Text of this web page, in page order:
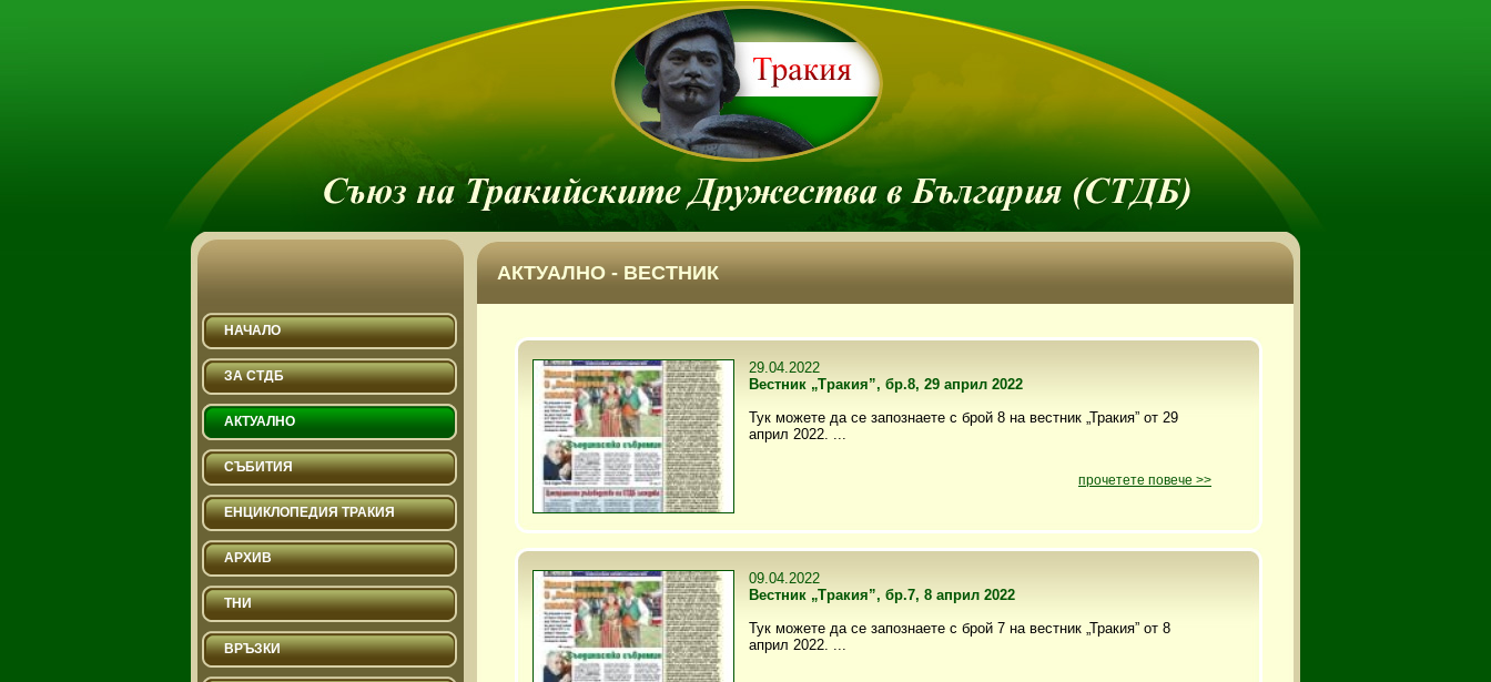
АКТУАЛНО - ВЕСТНИК
НАЧАЛО
ЗА СТДБ
АКТУАЛНО
СЪБИТИЯ
ЕНЦИКЛОПЕДИЯ ТРАКИЯ
АРХИВ
ТНИ
ВРЪЗКИ
29.04.2022
Вестник „Тракия”, бр.8, 29 април 2022
Тук можете да се запознаете с брой 8 на вестник „Тракия” от 29
април 2022. ...
прочетете повече >>
09.04.2022
Вестник „Тракия”, бр.7, 8 април 2022
Тук можете да се запознаете с брой 7 на вестник „Тракия” от 8
април 2022. ...